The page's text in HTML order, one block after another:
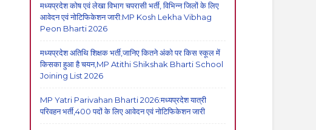
मध्यप्रदेश कोष एवं लेखा विभाग चपरासी भर्ती, विभिन्न जिलों के लिए
आवेदन एवं नोटिफिकेशन जारी:MP Kosh Lekha Vibhag
Peon Bharti 2026
मध्यप्रदेश अतिथि शिक्षक भर्ती,जानिए कितने अंको पर किस स्कूल में
किसका हुआ है चयन,MP Atithi Shikshak Bharti School
Joining List 2026
MP Yatri Parivahan Bharti 2026:मध्यप्रदेश यात्री
परिवहन भर्ती,400 पदों के लिए आवेदन एवं नोटिफिकेशन जारी